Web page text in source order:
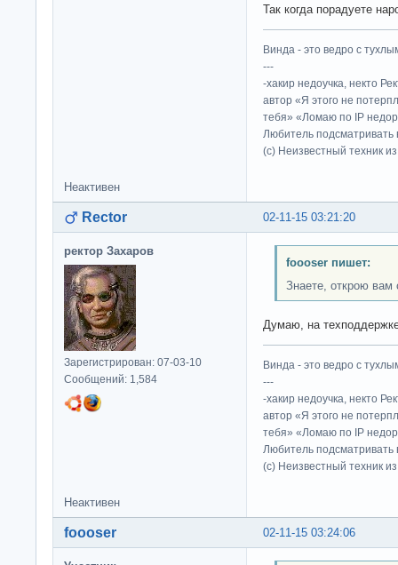
Так когда порадуете
Винда - это ведро с
---
-хакир недоучка, некто
автор «Я этого не
тебя» «Ломаю по IP
Любитель подсматривать
(c) Неизвестный техник
Неактивен
02-11-15 03:21:20
Rector
ректор Захаров
Зарегистрирован: 07-03-10
Сообщений: 1,584
foooser пишет:
Знаете, открою вам
Думаю, на
Винда - это ведро с
---
-хакир недоучка, некто
автор «Я этого не
тебя» «Ломаю по IP
Любитель подсматривать
(c) Неизвестный техник
Неактивен
02-11-15 03:24:06
foooser